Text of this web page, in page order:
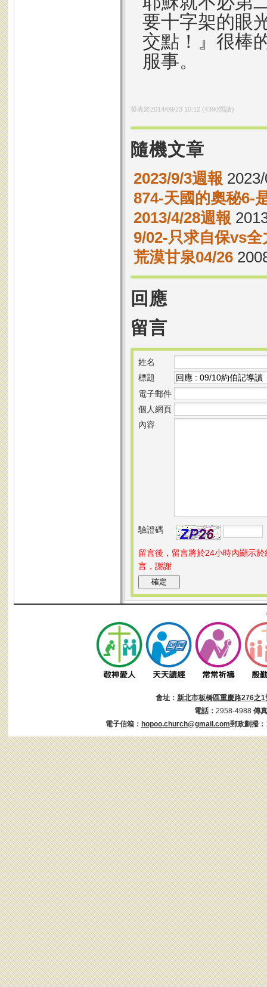
要十字架的眼
交點！』很棒
服事。
發表於2014/09/23 10:12 (4390閱讀)
隨機文章
2023/9/3週報
874-天國的奧秘6-
2013/4/28週報
9/02-只求自保vs全
荒漠甘泉04/26
回應
留言
姓名
標題
電子郵件
個人網頁
內容
驗證碼
留言後，留言將於24小時內顯示
言，謝謝
會址： 新北市板橋區重慶路276之1
電話： 2958-4988 傳
電子信箱： hopoo.church@gmail.com郵政劃撥：